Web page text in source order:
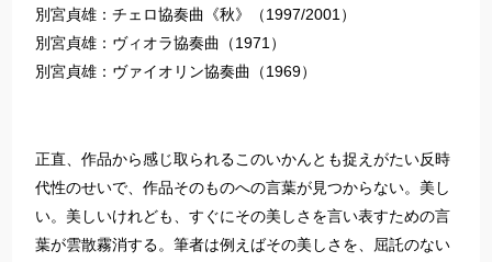
別宮貞雄：チェロ協奏曲《秋》（1997/2001）
別宮貞雄：ヴィオラ協奏曲（1971）
別宮貞雄：ヴァイオリン協奏曲（1969）
正直、作品から感じ取られるこのいかんとも捉えがたい反時
代性のせいで、作品そのものへの言葉が見つからない。美し
い。美しいけれども、すぐにその美しさを言い表すための言
葉が雲散霧消する。筆者は例えばその美しさを、屈託のない